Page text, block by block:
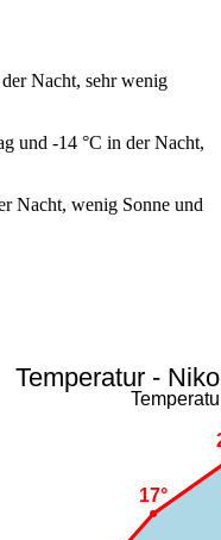
Nacht, sehr wenig
und -14 °C in der Nacht,
Nacht, wenig Sonne und